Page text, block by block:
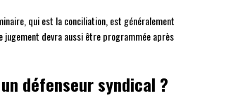
qui est la conciliation, est généralement
jugement devra aussi être programmée après
défenseur syndical ?